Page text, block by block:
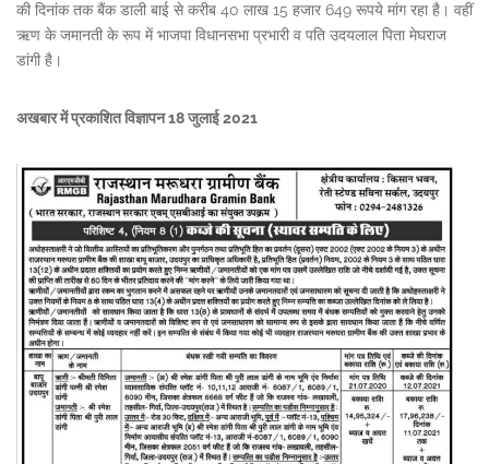
की दिनांक तक बैंक डाली बाई से करीब 40 लाख 15 हजार 649 रूपये मांग रहा है। वहीं
ऋण के जमानती के रूप में भाजपा विधानसभा प्रभारी व पति उदयलाल पिता मेघराज
डांगी है।
अखबार में प्रकाशित विज्ञापन 18 जुलाई 2021